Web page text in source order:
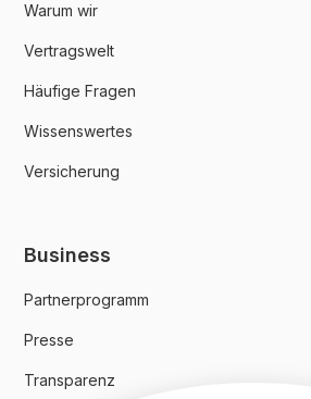
Warum wir
Vertragswelt
Häufige Fragen
Wissenswertes
Versicherung
Business
Partnerprogramm
Presse
Transparenz